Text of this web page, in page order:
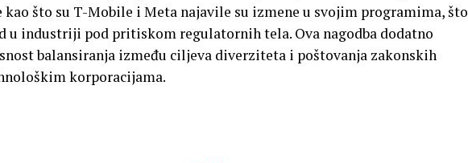
što su T-Mobile i Meta najavile su izmene u svojim programima, što
u industriji pod pritiskom regulatornih tela. Ova nagodba dodatno
balansiranja između ciljeva diverziteta i poštovanja zakonskih
korporacijama.